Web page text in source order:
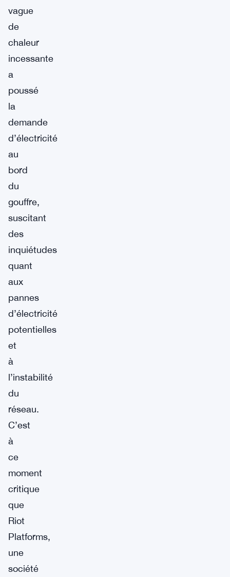
vague
de
chaleur
incessante
a
poussé
la
demande
d’électricité
au
bord
du
gouffre,
suscitant
des
inquiétudes
quant
aux
pannes
d’électricité
potentielles
et
à
l’instabilité
du
réseau.
C’est
à
ce
moment
critique
que
Riot
Platforms,
une
société